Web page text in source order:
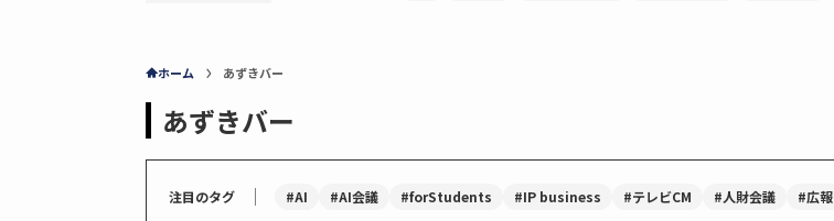
ホーム あずきバー
あずきバー
注目のタグ ｜ #AI #AI会議 #forStudents #IP business #テレビCM #人財会議 #広報